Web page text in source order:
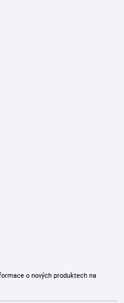
o nových produktech na